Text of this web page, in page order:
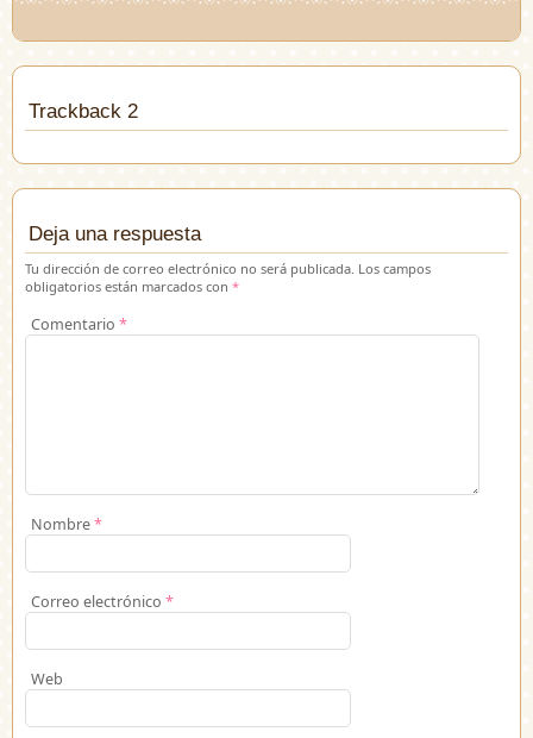
Trackback 2
Deja una respuesta
Tu dirección de correo electrónico no será publicada. Los campos
obligatorios están marcados con *
Comentario *
Nombre*
Correo electrónico *
Web